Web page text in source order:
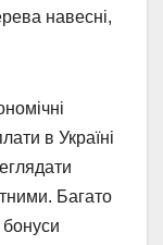
навесні,
в Україні
Багато
бонуси